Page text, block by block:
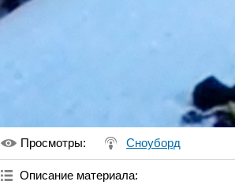
Просмотры: Сноуборд
Описание материала: